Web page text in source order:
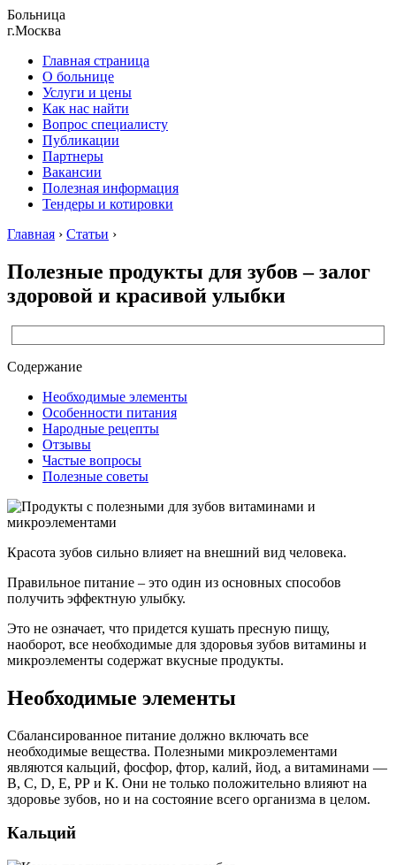
Больница
г.Москва
Главная страница
О больнице
Услуги и цены
Как нас найти
Вопрос специалисту
Публикации
Партнеры
Вакансии
Полезная информация
Тендеры и котировки
Главная › Статьи ›
Полезные продукты для зубов – залог
здоровой и красивой улыбки
Содержание
Необходимые элементы
Особенности питания
Народные рецепты
Отзывы
Частые вопросы
Полезные советы
Красота зубов сильно влияет на внешний вид человека.
Правильное питание – это один из основных способов
получить эффектную улыбку.
Это не означает, что придется кушать пресную пищу,
наоборот, все необходимые для здоровья зубов витамины и
микроэлементы содержат вкусные продукты.
Необходимые элементы
Сбалансированное питание должно включать все
необходимые вещества. Полезными микроэлементами
являются кальций, фосфор, фтор, калий, йод, а витаминами —
B, С, D, Е, РР и К. Они не только положительно влияют на
здоровье зубов, но и на состояние всего организма в целом.
Кальций